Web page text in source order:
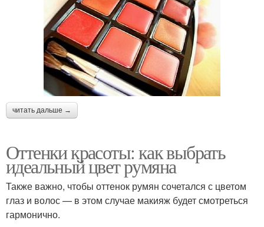
читать дальше →
Оттенки красоты: как выбрать
идеальный цвет румяна
Также важно, чтобы оттенок румян сочетался с цветом
глаз и волос — в этом случае макияж будет смотреться
гармонично.